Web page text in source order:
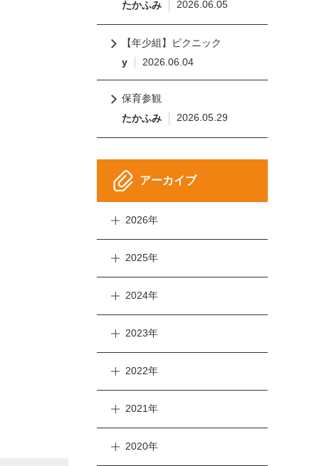
たかふみ
2026.06.05
【年少組】ピクニック
y
2026.06.04
保育参観
たかふみ
2026.05.29
アーカイブ
2026年
2025年
2024年
2023年
2022年
2021年
2020年